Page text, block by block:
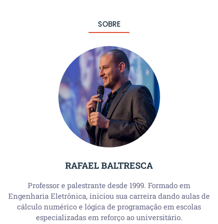
SOBRE
RAFAEL BALTRESCA
Professor e palestrante desde 1999. Formado em
Engenharia Eletrônica, iniciou sua carreira dando aulas de
cálculo numérico e lógica de programação em escolas
especializadas em reforço ao universitário.